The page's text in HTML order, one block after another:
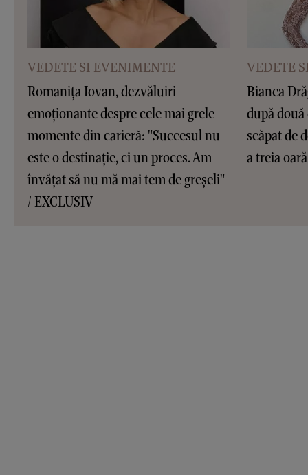
VEDETE SI EVENIMENTE
Romanița Iovan, dezvăluiri
emoționante despre cele mai grele
momente din carieră: "Succesul nu
este o destinație, ci un proces. Am
învățat să nu mă mai tem de greșeli"
/ EXCLUSIV
VEDETE
Bianca
după
scăpat de
a treia